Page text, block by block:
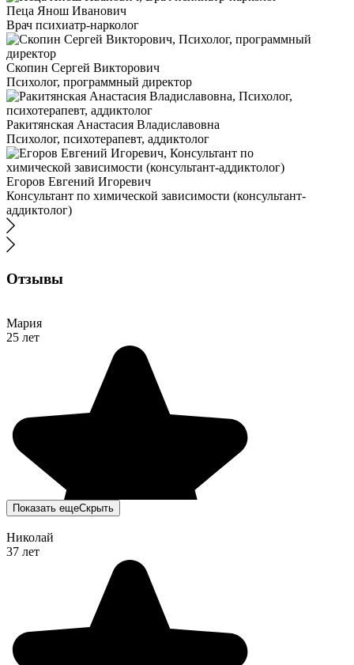
Пеца Янош Иванович
Врач психиатр-нарколог
Скопин Сергей Викторович
Психолог, программный директор
Ракитянская Анастасия Владиславовна
Психолог, психотерапевт, аддиктолог
Егоров Евгений Игоревич
Консультант по химической зависимости (консультант-
аддиктолог)
Отзывы
Мария
25 лет
Показать ещеСкрыть
Николай
37 лет